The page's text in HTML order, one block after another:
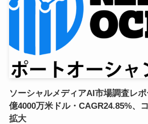
ソーシャルメディアAI市場調査レ
億4000万米ドル・CAGR24.85%、
拡大